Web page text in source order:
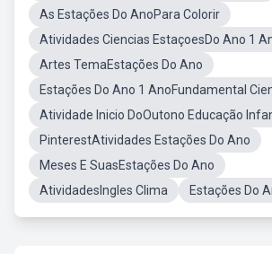
As Estações Do AnoPara Colorir
Atividades Ciencias EstaçoesDo Ano 1
Artes TemaEstações Do Ano
Estações Do Ano 1 AnoFundamental
Atividade Inicio DoOutono Educação
PinterestAtividades Estações Do Ano
Meses E SuasEstações Do Ano
AtividadesIngles Clima
Estações Do